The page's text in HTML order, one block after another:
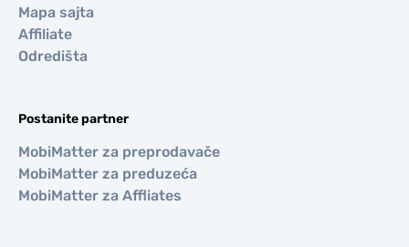
Mapa sajta
Affiliate
Odredišta
Postanite partner
MobiMatter za preprodavače
MobiMatter za preduzeća
MobiMatter za Affliates